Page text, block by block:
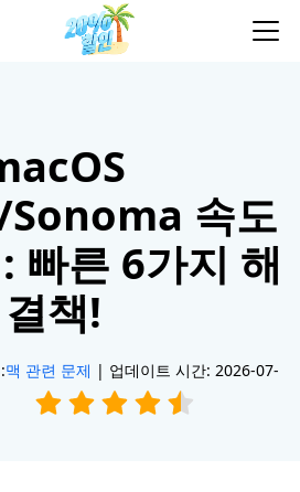
속도
빠른 6가지 해
결책!
맥 관련 문제 | 업데이트 시간: 2026-07-